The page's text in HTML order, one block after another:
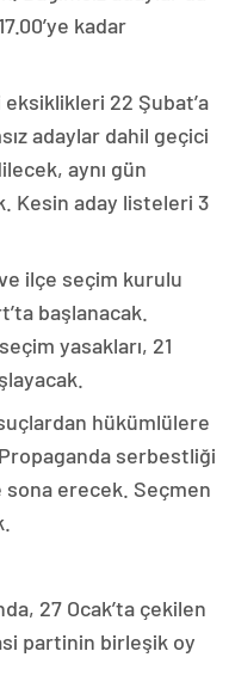
kadar
22 Şubat’a
adaylar dahil geçici
aynı gün
Kesin aday listeleri 3
ve ilçe seçim kurulu
başlanacak.
yasakları, 21
hükümlülere
serbestliği
sona erecek. Seçmen
27 Ocak’ta çekilen
partinin birleşik oy